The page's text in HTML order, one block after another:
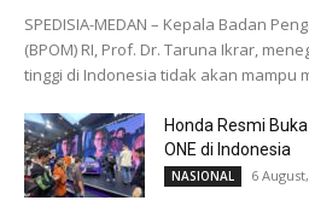
SPEDISIA-MEDAN – Kepala Badan
(BPOM) RI, Prof. Dr. Taruna Ikrar,
tinggi di Indonesia tidak akan mampu
Honda Resmi
ONE di Indonesia
NASIONAL 6